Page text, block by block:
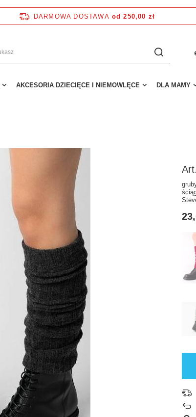
DARMOWA DOSTAWA od 250,00 zł
AKCESORIA DZIECIĘCE I NIEMOWLĘCE DLA MAMY